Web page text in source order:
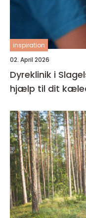
inspiration
02. April 2026
Dyreklinik i
hjælp til dit